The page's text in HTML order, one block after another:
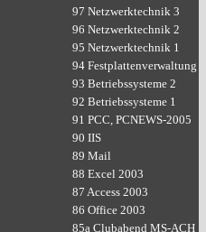
97 Netzwerktechnik 3
96 Netzwerktechnik 2
95 Netzwerktechnik 1
94 Festplattenverwaltung
93 Betriebssysteme 2
92 Betriebssysteme 1
91 PCC, PCNEWS-2005
90 IIS
89 Mail
88 Excel 2003
87 Access 2003
86 Office 2003
85a Clubabend MS-ACH